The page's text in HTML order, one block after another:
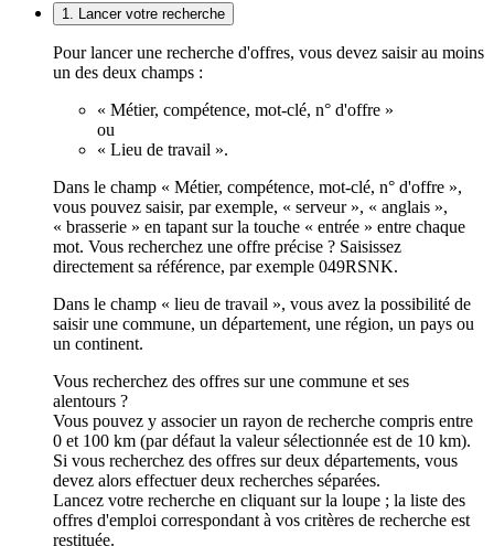
1. Lancer votre recherche
Pour lancer une recherche d'offres, vous devez saisir au moins
un des deux champs :
« Métier, compétence, mot-clé, n° d'offre »
ou
« Lieu de travail ».
Dans le champ « Métier, compétence, mot-clé, n° d'offre »,
vous pouvez saisir, par exemple, « serveur », « anglais »,
« brasserie » en tapant sur la touche « entrée » entre chaque
mot. Vous recherchez une offre précise ? Saisissez
directement sa référence, par exemple 049RSNK.
Dans le champ « lieu de travail », vous avez la possibilité de
saisir une commune, un département, une région, un pays ou
un continent.
Vous recherchez des offres sur une commune et ses
alentours ?
Vous pouvez y associer un rayon de recherche compris entre
0 et 100 km (par défaut la valeur sélectionnée est de 10 km).
Si vous recherchez des offres sur deux départements, vous
devez alors effectuer deux recherches séparées.
Lancez votre recherche en cliquant sur la loupe ; la liste des
offres d'emploi correspondant à vos critères de recherche est
restituée.